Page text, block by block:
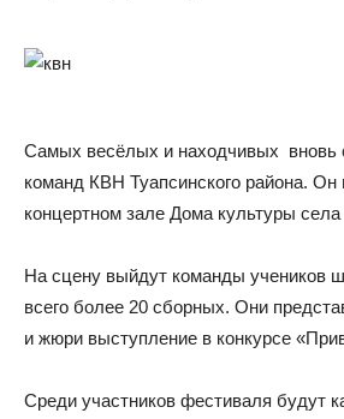
Самых весёлых и находчивых вновь
команд КВН Туапсинского района. Он
концертном зале Дома культуры села
На сцену выйдут команды учеников
всего более 20 сборных. Они
и жюри выступление в конкурсе
Среди участников фестиваля будут